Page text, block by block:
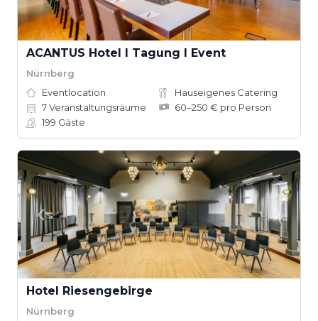
ACANTUS Hotel I Tagung I Event
Nürnberg
Eventlocation
Hauseigenes Catering
7Veranstaltungsräume
60–250 € pro Person
199 Gäste
Hotel Riesengebirge
Nürnberg